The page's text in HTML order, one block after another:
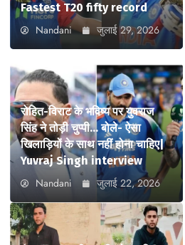
Fastest T20 fifty record
Nandani जुलाई 29, 2026
रोहित-विराट के भविष्य पर युवराज
सिंह ने तोड़ी चुप्पी… बोले- ऐसा
खिलाड़ियों के साथ नहीं होना चाहिए|
Yuvraj Singh interview
Nandani जुलाई 22, 2026